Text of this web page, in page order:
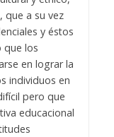
que a su vez
y éstos
que los
en lograr la
individuos en
pero que
educacional